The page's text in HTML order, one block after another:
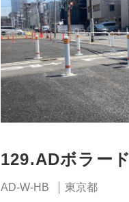
129.ADボラード
AD-W-HB
東京都